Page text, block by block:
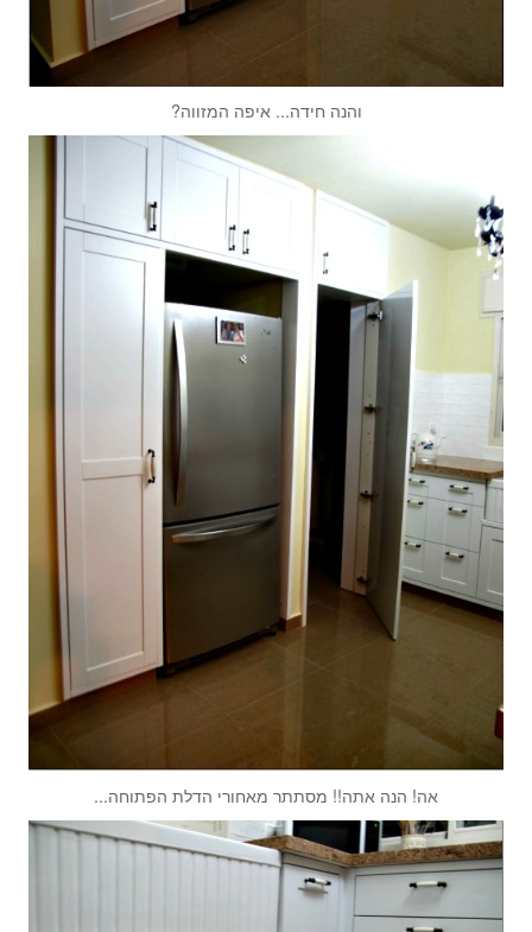
והנה חידה... איפה המזווה?
אה! הנה אתה!! מסתתר מאחורי הדלת הפתוחה...